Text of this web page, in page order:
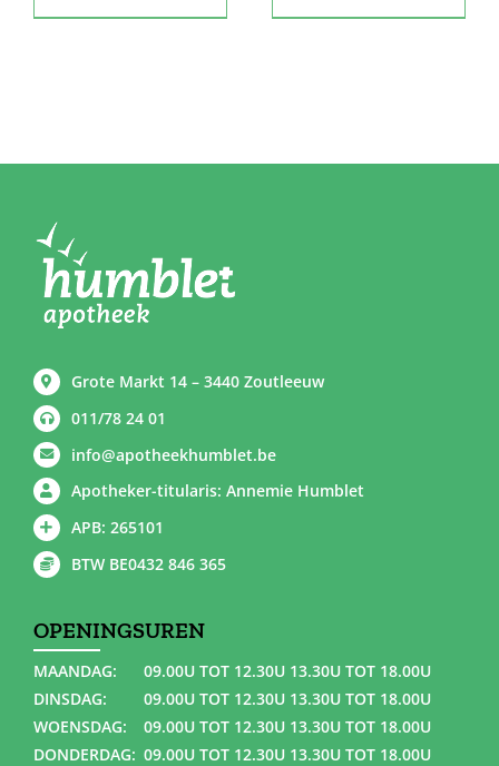
Grote Markt 14 – 3440 Zoutleeuw
011/78 24 01
info@apotheekhumblet.be
Apotheker-titularis: Annemie Humblet
APB: 265101
BTW BE0432 846 365
OPENINGSUREN
MAANDAG:
09.00U TOT 12.30U 13.30U TOT 18.00U
DINSDAG:
09.00U TOT 12.30U 13.30U TOT 18.00U
WOENSDAG:
09.00U TOT 12.30U 13.30U TOT 18.00U
DONDERDAG: 09.00U TOT 12.30U 13.30U TOT 18.00U